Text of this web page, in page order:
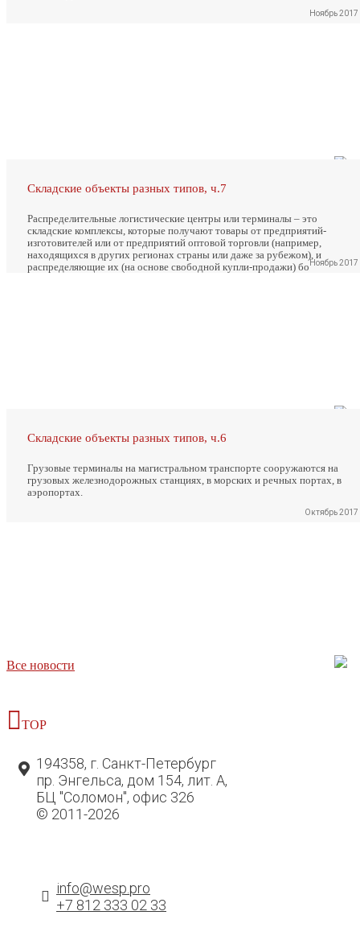
Ноябрь 2017
Складские объекты разных типов, ч.7
Распределительные логистические центры или терминалы – это
складские комплексы, которые получают товары от предприятий-
изготовителей или от предприятий оптовой торговли (например,
находящихся в других регионах страны или даже за рубежом), и
распределяющие их (на основе свободной купли-продажи) боНоябрь 2017
Складские объекты разных типов, ч.6
Грузовые терминалы на магистральном транспорте сооружаются на
грузовых железнодорожных станциях, в морских и речных портах, в
аэропортах.
Октябрь 2017
Все новости
TOP
194358, г. Санкт-Петербург
пр. Энгельса, дом 154, лит. А,
БЦ "Соломон", офис 326
© 2011-2026
info@wesp.pro
+7 812 333 02 33